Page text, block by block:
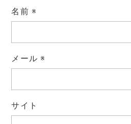
名前 ※
メール ※
サイト